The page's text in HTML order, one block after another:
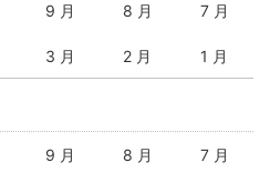
9 月 8 月 7 月
3 月 2 月 1 月
9 月 8 月 7 月